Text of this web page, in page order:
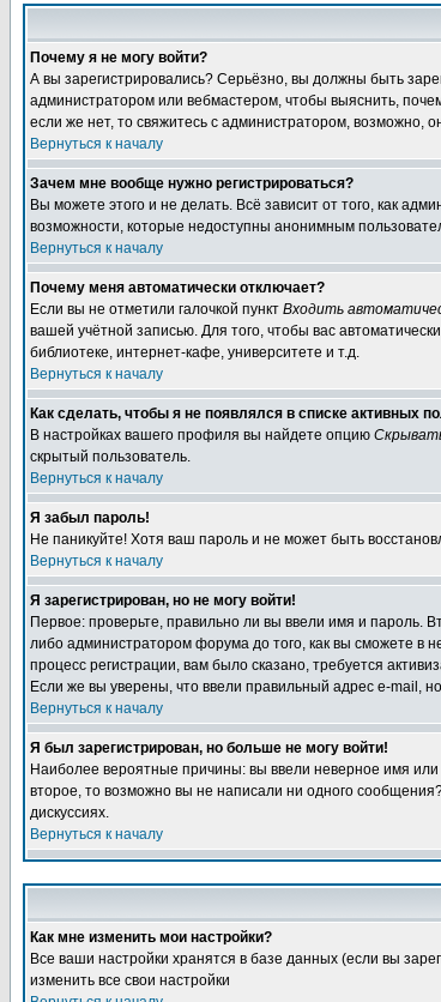
Почему я не могу войти?
А вы зарегистрировались? Серьёзно, вы должны быть
администратором или вебмастером, чтобы выяснить,
если же нет, то свяжитесь с администратором, возможно,
Вернуться к началу
Зачем мне вообще нужно регистрироваться?
Вы можете этого и не делать. Всё зависит от того, как
возможности, которые недоступны анонимным
Вернуться к началу
Почему меня автоматически отключает?
Если вы не отметили галочкой пункт Входить
вашей учётной записью. Для того, чтобы вас
библиотеке, интернет-кафе, университете и т.д.
Вернуться к началу
Как сделать, чтобы я не появлялся в списке активных
В настройках вашего профиля вы найдете опцию
скрытый пользователь.
Вернуться к началу
Я забыл пароль!
Не паникуйте! Хотя ваш пароль и не может быть
Вернуться к началу
Я зарегистрирован, но не могу войти!
Первое: проверьте, правильно ли вы ввели имя и пароль.
либо администратором форума до того, как вы сможете в
процесс регистрации, вам было сказано, требуется
Если же вы уверены, что ввели правильный адрес e-mail,
Вернуться к началу
Я был зарегистрирован, но больше не могу войти!
Наиболее вероятные причины: вы ввели неверное имя или
второе, то возможно вы не написали ни одного
дискуссиях.
Вернуться к началу
Как мне изменить мои настройки?
Все ваши настройки хранятся в базе данных (если вы
изменить все свои настройки